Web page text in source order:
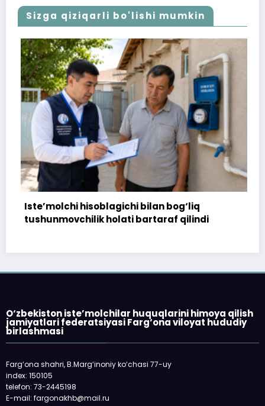
Sizga qiziqarli bo'lishi mumkin
hisoblagichi bilan bog‘liq
holati bartaraf qilindi
O‘zbekiston iste’molchilar huquqlarini himoya qilish
jamiyatlari federatsiyasi Farg‘ona viloyat hududiy
birlashmasi
Farg‘ona shahri, B.Marg‘inoniy ko‘chasi 77-uy
index: 150105
telefon: 73-2445198
E-mail: fargonakhb@mail.ru